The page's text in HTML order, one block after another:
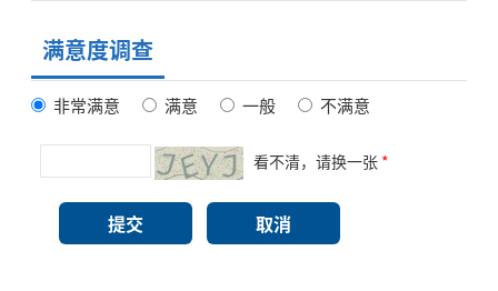
满意度调查
非常满意 满意 一般 不满意
看不清，请换一张 *